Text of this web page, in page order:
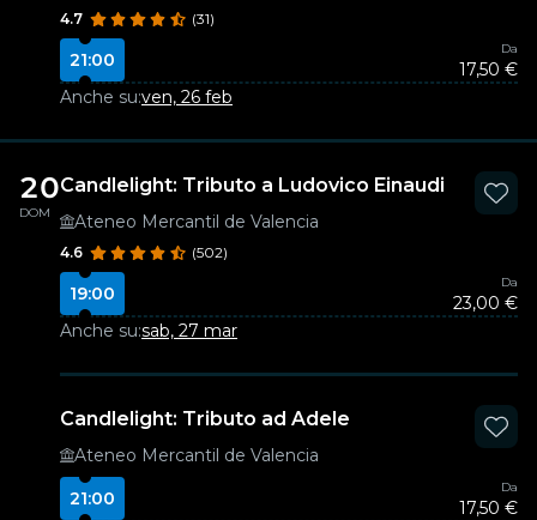
4.7 (31)
21:00
Da
17,50 €
Anche su:ven, 26 feb
20
DOM
Candlelight: Tributo a Ludovico Einaudi
Ateneo Mercantil de Valencia
4.6 (502)
19:00
Da
23,00 €
Anche su:sab, 27 mar
Candlelight: Tributo ad Adele
Ateneo Mercantil de Valencia
21:00
Da
17,50 €